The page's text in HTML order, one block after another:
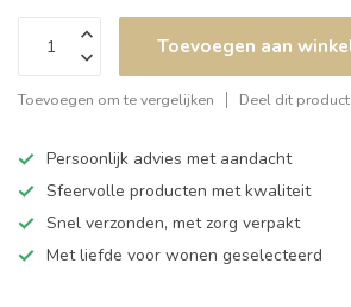
Toevoegen aan
Toevoegen om te vergelijken Deel dit product
Persoonlijk advies met aandacht
Sfeervolle producten met kwaliteit
Snel verzonden, met zorg verpakt
Met liefde voor wonen geselecteerd